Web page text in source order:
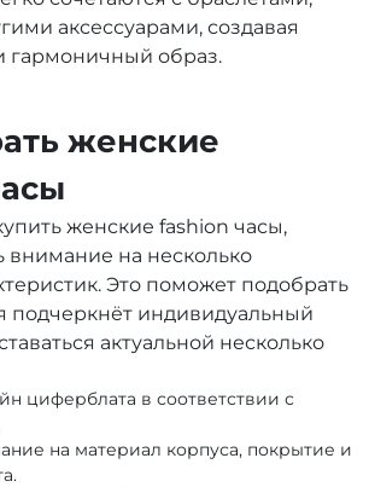
аксессуарами, создавая
образ.
женские
женские fashion часы,
внимание на несколько
Это поможет подобрать
подчеркнёт индивидуальный
актуальной несколько
циферблата в соответствии с
на материал корпуса, покрытие и